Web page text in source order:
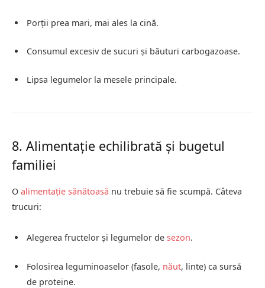
Porții prea mari, mai ales la cină.
Consumul excesiv de sucuri și băuturi carbogazoase.
Lipsa legumelor la mesele principale.
8. Alimentație echilibrată și bugetul
familiei
O alimentație sănătoasă nu trebuie să fie scumpă. Câteva
trucuri:
Alegerea fructelor și legumelor de sezon.
Folosirea leguminoaselor (fasole, năut, linte) ca sursă
de proteine.